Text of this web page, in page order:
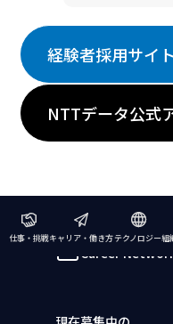
経験者採用サイト
NTTデータ公式
仕事・挑戦キャリア・働き方テクノロジー組
Career